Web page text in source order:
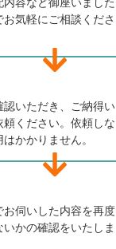
気軽にご相談くださ
認いただき、ご納得い
ください。依頼しな
かかりません。
伺いした内容を再度
かの確認をいたしま